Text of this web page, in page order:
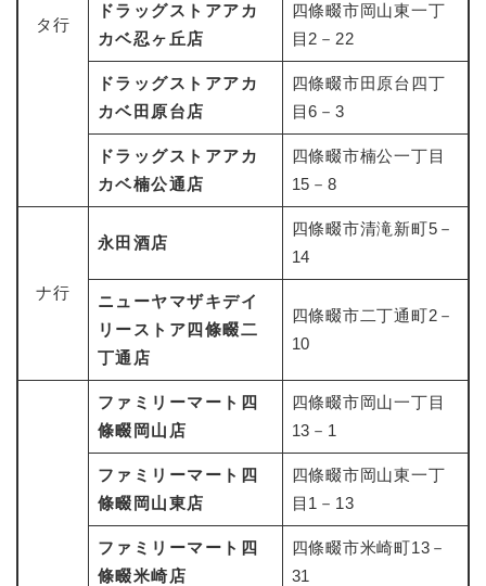
タ行
ドラッグストアアカ
カベ忍ヶ丘店
四條畷市岡山東一丁
目2－22
ドラッグストアアカ
カベ田原台店
四條畷市田原台四丁
目6－3
ドラッグストアアカ
カベ楠公通店
四條畷市楠公一丁目
15－8
ナ行
永田酒店
四條畷市清滝新町5－
14
ニューヤマザキデイ
リーストア四條畷二
丁通店
四條畷市二丁通町2－
10
ファミリーマート四
條畷岡山店
四條畷市岡山一丁目
13－1
ファミリーマート四
條畷岡山東店
四條畷市岡山東一丁
目1－13
ファミリーマート四
條畷米崎店
四條畷市米崎町13－
31